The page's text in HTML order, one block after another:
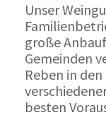
Unser
große
Gemeinden
Reben in
besten